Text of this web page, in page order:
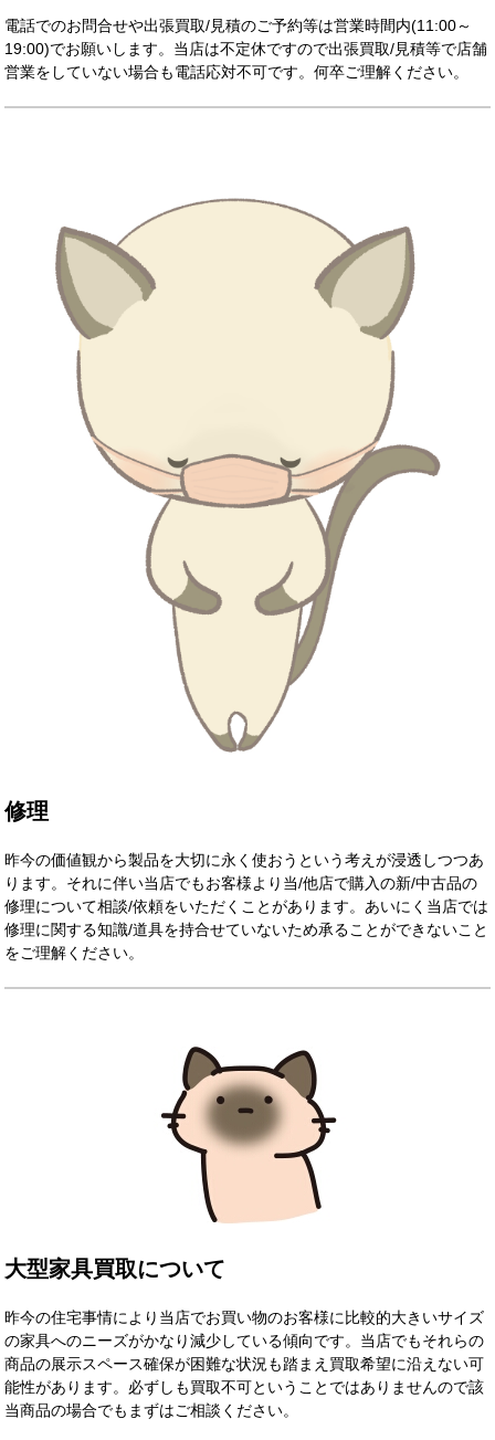
電話でのお問合せや出張買取/見積のご予約等は営業時間内(11:00～
19:00)でお願いします。当店は不定休ですので出​張買取/見積等で店舗
営業をしていない場合も電話応対不可です。何卒ご理解ください。
修理
昨今の価値観から製品を大切に永く使おうという考えが浸透しつつあ
ります。それに伴い当店でもお客様より当/他店で購入の新/中古品の
修理について相談/依頼をいただくことがあります。あいにく当店では
修理に関する知識/道具を持合せていないため承ることができないこと
をご理解ください。
大型家具買取について
昨今の住宅事情により当店でお買い物のお客様に比較的大きいサイズ
の家具へのニーズがかなり減少している傾向です。当店でもそれらの
商品の展示スペース確保が困難な状況も踏まえ買取希望に沿えない可
能性があります。必ずしも買取不可ということではありませんので該
当商品の場合でもまずはご相談ください。